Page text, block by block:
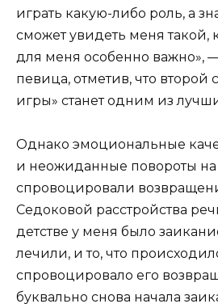
играть какую-либо роль, а
сможет увидеть меня такой,
для меня особенно важно»,
певица, отметив, что второй
игры» станет одним из
Однако эмоциональные
и неожиданные повороты на
спровоцировали
Седоковой расстройства
детстве у меня было
лечили, и то, что
спровоцировало его
буквально снова начала